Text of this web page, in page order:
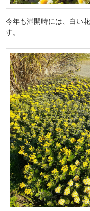
今年も満開時には、白い
す。